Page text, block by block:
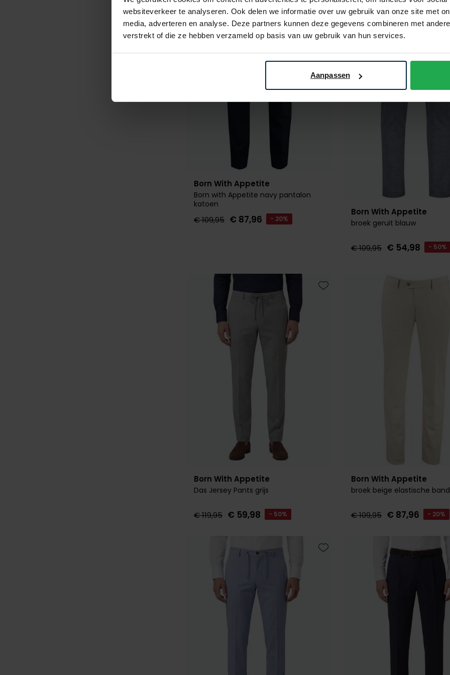
websiteverkeer te analyseren. Ook delen we informatie over uw gebruik van onze site met
media, adverteren en analyse. Deze partners kunnen deze gegevens combineren met
verstrekt of die ze hebben verzameld op basis van uw gebruik van hun services.
Aanpassen
Born With Appetite
Born with Appetite navy pantalon
katoen
€ 109,95 € 87,96 - 20%
Born With Appetite
broek geruit blauw
€ 109,95 € 54,98 - 50%
Born With Appetite
Das Jersey Pants grijs
€ 119,95 € 59,98 - 50%
Born With Appetite
broek beige elastische band
€ 109,95 € 87,96 - 20%
Toevoegen aan favorieten